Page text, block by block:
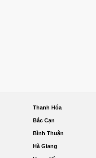
Thanh Hóa
Bắc Cạn
Bình Thuận
Hà Giang